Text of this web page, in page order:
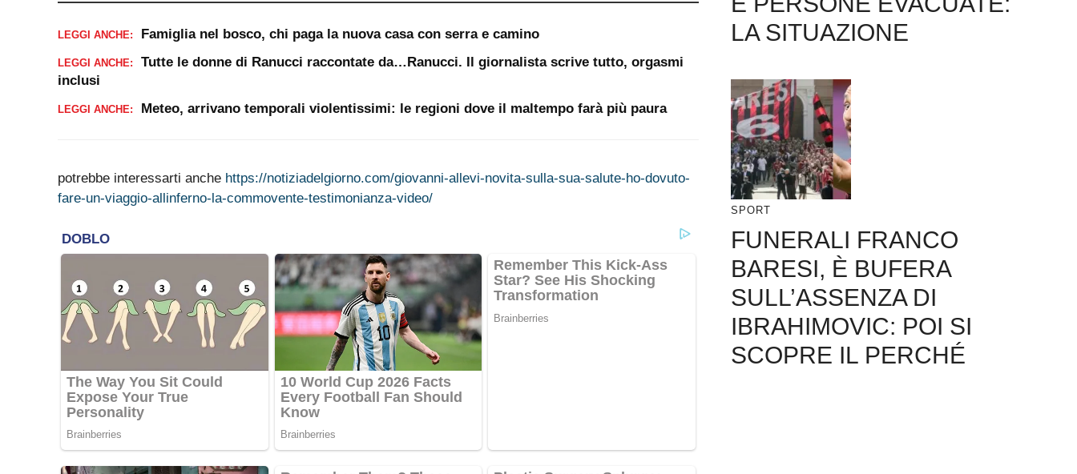
LEGGI ANCHE: Famiglia nel bosco, chi paga la nuova casa con serra e camino
LEGGI ANCHE:
Tutte le donne di Ranucci raccontate da…Ranucci. Il giornalista scrive tutto, orgasmi
inclusi
LEGGI ANCHE: Meteo, arrivano temporali violentissimi: le regioni dove il maltempo farà più paura
potrebbe interessarti anche https://notiziadelgiorno.com/giovanni-allevi-novita-sulla-sua-salute-ho-dovuto-
fare-un-viaggio-allinferno-la-commovente-testimonianza-video/
LA SITUAZIONE
SPORT
FUNERALI FRANCO
BARESI, È BUFERA
SULL’ASSENZA DI
IBRAHIMOVIC: POI SI
SCOPRE IL PERCHÉ